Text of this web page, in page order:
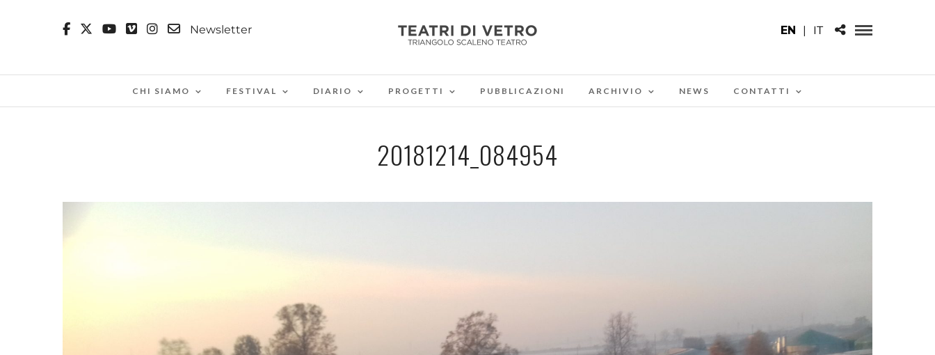
Newsletter EN | IT
CHI SIAMO FESTIVAL DIARIO PROGETTI PUBBLICAZIONI ARCHIVIO NEWS CONTATTI
20181214_084954